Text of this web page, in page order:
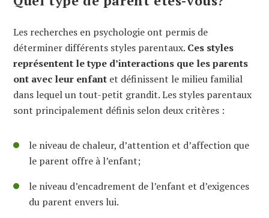
Les recherches en psychologie ont permis de
déterminer différents styles parentaux. Ces styles
représentent le type d’interactions que les parents
ont avec leur enfant et définissent le milieu familial
dans lequel un tout-petit grandit. Les styles parentaux
sont principalement définis selon deux critères :
le niveau de chaleur, d’attention et d’affection que
le parent offre à l’enfant;
le niveau d’encadrement de l’enfant et d’exigences
du parent envers lui.